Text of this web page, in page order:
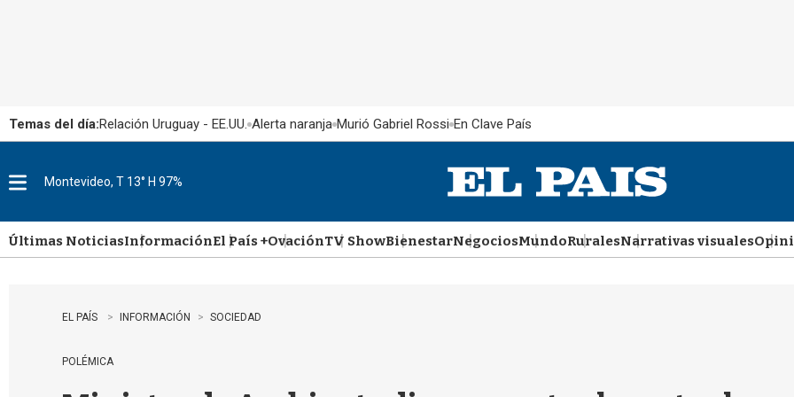
Temas del día:Relación Uruguay - EE.UU. Alerta naranja Murió Gabriel Rossi En Clave País
u
Montevideo, T 13° H 97%
Últimas NoticiasInformaciónEl País +OvaciónTV ShowBienestarNegociosMundoRuralesNarrativas visuales
EL PAÍS INFORMACIÓN SOCIEDAD
POLÉMICA